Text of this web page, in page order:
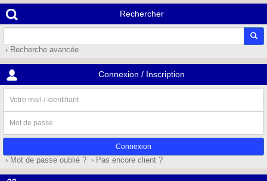
Rechercher
› Recherche avancée
Connexion / Inscription
mail
/
Identifiant
de
passe
› Mot de passe oublié ? › Pas encore client ?